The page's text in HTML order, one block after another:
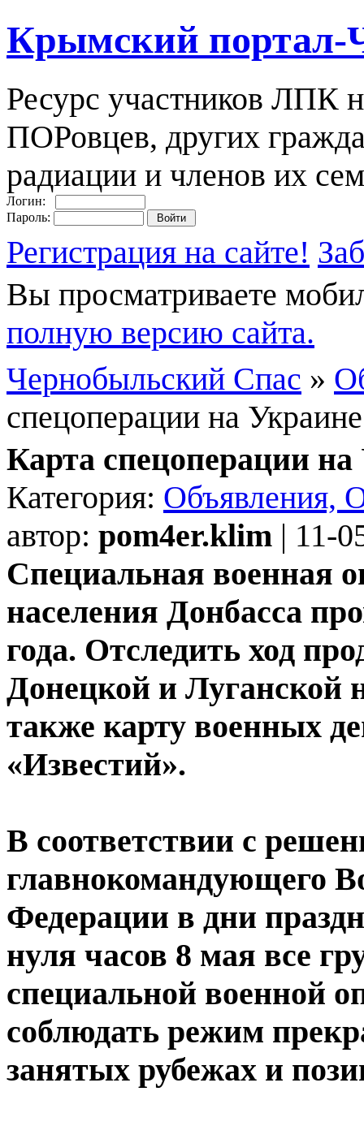
Крымский портал-
Ресурс участников ЛПК
ПОРовцев, других
радиации и членов их
Логин:
Пароль:
Регистрация на сайте!
Вы просматриваете
полную версию сайта.
Чернобыльский Спас »
спецоперации на
Карта спецоперации
Категория: Объявления,
автор: pom4er.klim | 11-
Специальная военная
населения Донбасса
года. Отследить ход
Донецкой и
также карту военных
«Известий».
В соответствии с
главнокомандующего
Федерации в дни
нуля часов 8 мая все
специальной военной
соблюдать режим
занятых рубежах и